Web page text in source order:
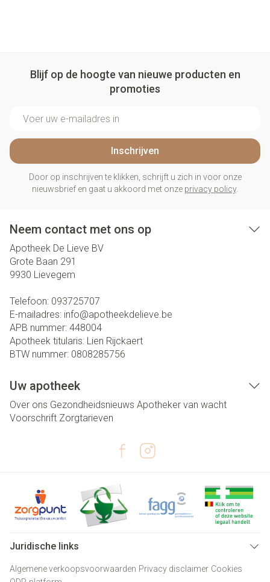
Blijf op de hoogte van nieuwe producten en
promoties
Inschrijven
Door op inschrijven te klikken, schrijft u zich in voor onze
nieuwsbrief en gaat u akkoord met onze privacy policy.
Neem contact met ons op
Apotheek De Lieve BV
Grote Baan 291
9930 Lievegem
Telefoon: 093725707
E-mailadres: info@apotheekdelieve.be
APB nummer: 448004
Apotheek titularis: Lien Rijckaert
BTW nummer: 0808285756
Uw apotheek
Over ons Gezondheidsnieuws Apotheker van wacht
Voorschrift Zorgtarieven
Juridische links
Algemene verkoopsvoorwaarden Privacy disclaimer Cookies